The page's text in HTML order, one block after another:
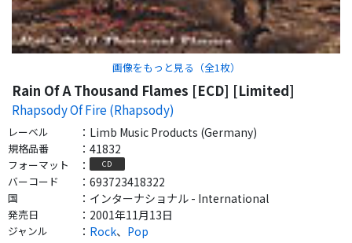
画像をもっと見る（全1 枚）
Rain Of A Thousand Flames [ECD] [Limited]
Rhapsody Of Fire (Rhapsody)
レーベル ： Limb Music Products (Germany)
規格品番 ： 41832
フォーマット ： CD
バーコード ： 693723418322
国 ： インターナショナル - International
発売日 ： 2001年11月13日
ジャンル ： Rock、 Pop